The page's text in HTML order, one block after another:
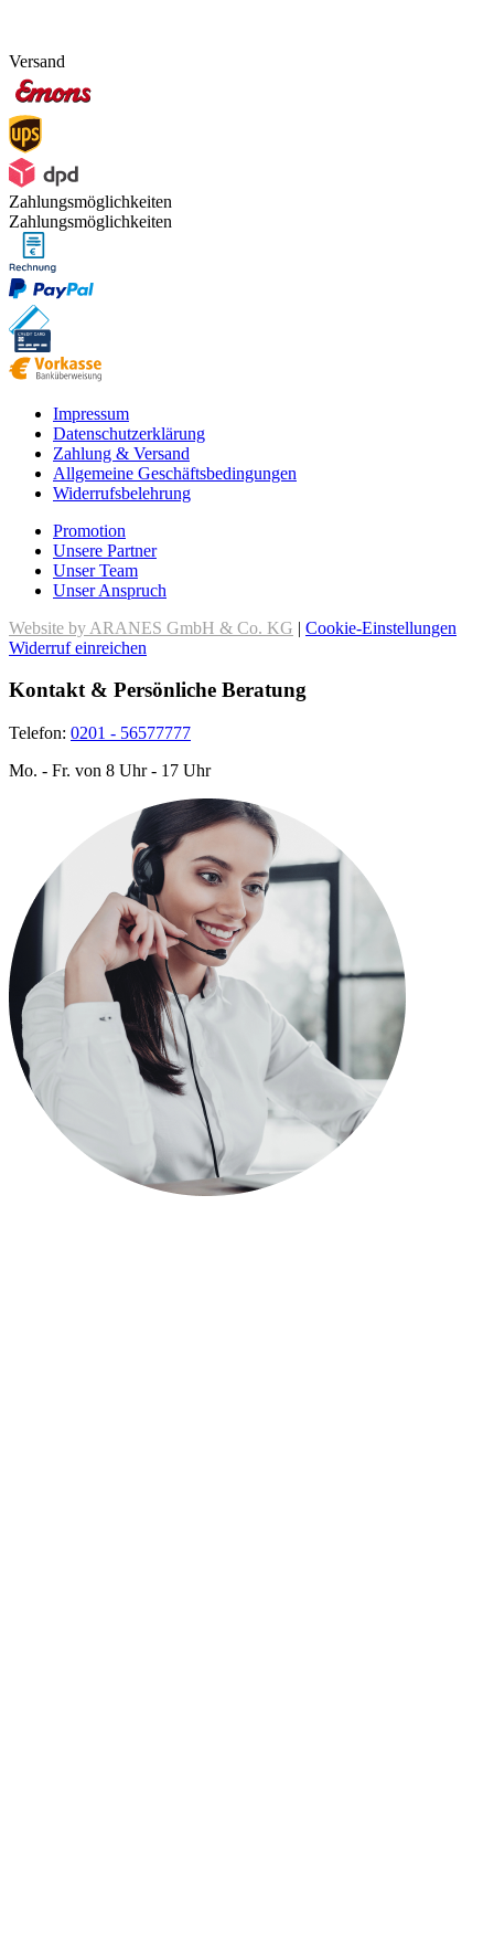
Versand
Zahlungsmöglichkeiten
Zahlungsmöglichkeiten
Impressum
Datenschutzerklärung
Zahlung & Versand
Allgemeine Geschäftsbedingungen
Widerrufsbelehrung
Promotion
Unsere Partner
Unser Team
Unser Anspruch
Website by ARANES GmbH & Co. KG | Cookie-Einstellungen
Widerruf einreichen
Kontakt & Persönliche Beratung
Telefon: 0201 - 56577777
Mo. - Fr. von 8 Uhr - 17 Uhr